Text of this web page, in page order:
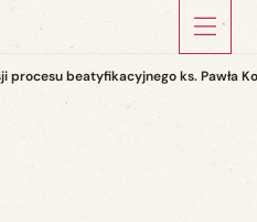
procesu beatyfikacyjnego ks. Pawła